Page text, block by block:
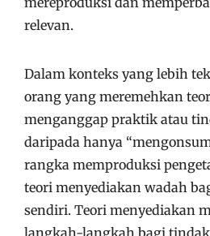
relevan.
Dalam konteks yang lebih
orang yang meremehkan
menganggap praktik atau
daripada hanya
rangka memproduksi
teori menyediakan wadah
sendiri. Teori menyediakan
langkah-langkah bagi